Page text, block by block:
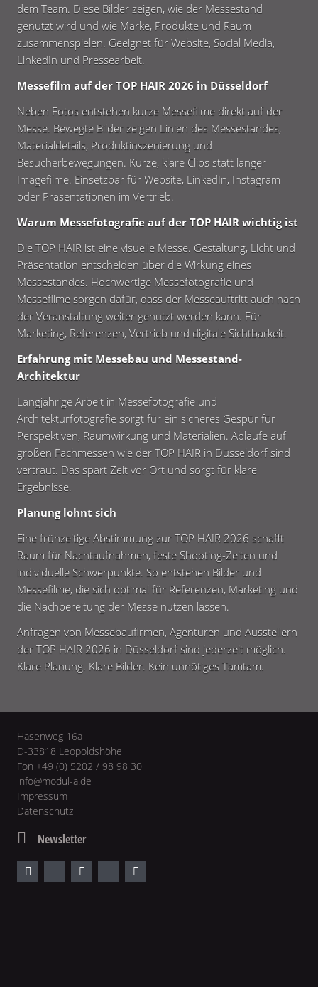
dem Team. Diese Bilder zeigen, wie der Messestand
genutzt wird und wie Marke, Produkte und Raum
zusammenspielen. Geeignet für Website, Social Media,
LinkedIn und Pressearbeit.
Messefilm auf der TOP HAIR 2026 in Düsseldorf
Neben Fotos entstehen kurze Messefilme direkt auf der
Messe. Bewegte Bilder zeigen Linien des Messestandes,
Materialdetails, Produktinszenierung und
Besucherbewegungen. Kurze, klare Clips statt langer
Imagefilme. Einsetzbar für Website, LinkedIn, Instagram
oder Präsentationen im Vertrieb.
Warum Messefotografie auf der TOP HAIR wichtig ist
Die TOP HAIR ist eine visuelle Messe. Gestaltung, Licht und
Präsentation entscheiden über die Wirkung eines
Messestandes. Hochwertige Messefotografie und
Messefilme sorgen dafür, dass der Messeauftritt auch nach
der Veranstaltung weiter genutzt werden kann. Für
Marketing, Referenzen, Vertrieb und digitale Sichtbarkeit.
Erfahrung mit Messebau und Messestand-
Architektur
Langjährige Arbeit in Messefotografie und
Architekturfotografie sorgt für ein sicheres Gespür für
Perspektiven, Raumwirkung und Materialien. Abläufe auf
großen Fachmessen wie der TOP HAIR in Düsseldorf sind
vertraut. Das spart Zeit vor Ort und sorgt für klare
Ergebnisse.
Planung lohnt sich
Eine frühzeitige Abstimmung zur TOP HAIR 2026 schafft
Raum für Nachtaufnahmen, feste Shooting-Zeiten und
individuelle Schwerpunkte. So entstehen Bilder und
Messefilme, die sich optimal für Referenzen, Marketing und
die Nachbereitung der Messe nutzen lassen.
Anfragen von Messebaufirmen, Agenturen und Ausstellern
der TOP HAIR 2026 in Düsseldorf sind jederzeit möglich.
Klare Planung. Klare Bilder. Kein unnötiges Tamtam.
Hasenweg 16a
D-33818 Leopoldshöhe
Fon +49 (0) 5202 / 98 98 30
info@modul-a.de
Impressum
Datenschutz
Newsletter